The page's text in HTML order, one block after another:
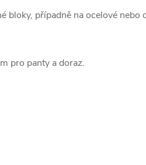
bloky, případně na ocelové nebo
pro panty a doraz.